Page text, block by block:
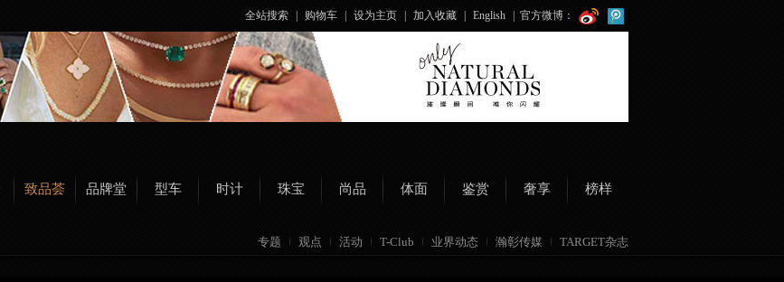
全站搜索 购物车 设为主页 加入收藏 English 官方微博：
致品荟 品牌堂 型车 时计 珠宝 尚品 体面 鉴赏 奢享 榜样
专题 观点 活动 T-Club 业界动态 瀚彰传媒 TARGET杂志